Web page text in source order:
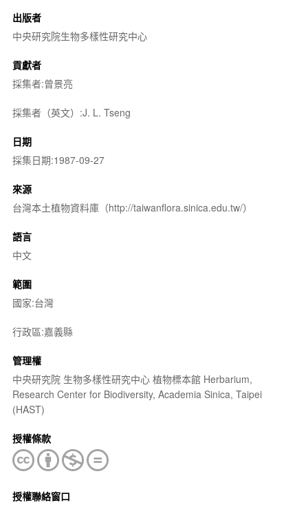
出版者
中央研究院生物多樣性研究中心
貢獻者
採集者:曾景亮
採集者（英文）:J. L. Tseng
日期
採集日期:1987-09-27
來源
台灣本土植物資料庫（http://taiwanflora.sinica.edu.tw/）
語言
中文
範圍
國家:台灣
行政區:嘉義縣
管理權
中央研究院 生物多樣性研究中心 植物標本館 Herbarium,
Research Center for Biodiversity, Academia Sinica, Taipei
(HAST)
授權條款
授權聯絡窗口